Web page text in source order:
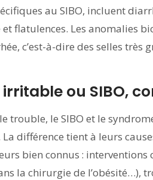
au SIBO, incluent
flatulences. Les anomalies
c’est-à-dire des selles très
ou SIBO,
trouble, le SIBO et le
différence tient à leurs
bien connus :
la chirurgie de l’obésité…),